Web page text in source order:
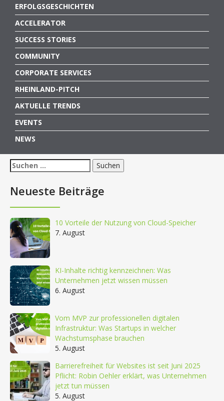
ERFOLGSGESCHICHTEN
ACCELERATOR
SUCCESS STORIES
COMMUNITY
CORPORATE SERVICES
RHEINLAND-PITCH
AKTUELLE TRENDS
EVENTS
NEWS
Suchen
nach:
Neueste Beiträge
10 Vorteile der Nutzung von Cloud-Speicher
7. August
KI-Inhalte richtig kennzeichnen: Was
Unternehmen jetzt wissen müssen
6. August
Vom MVP zur professionellen digitalen
Infrastruktur: Was Startups in welcher
Wachstumsphase brauchen
5. August
Barrierefreiheit für Websites ist seit Juni 2025
Pflicht: Robin Oehler erklärt, was Unternehmen
jetzt tun müssen
5. August